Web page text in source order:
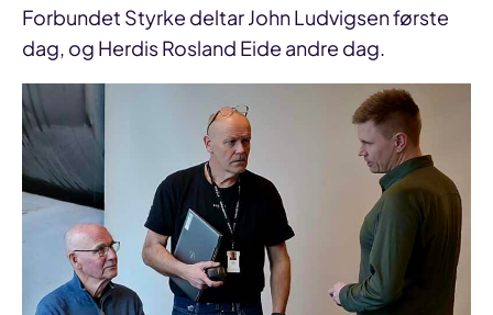
Forbundet Styrke deltar John Ludvigsen første
dag, og Herdis Rosland Eide andre dag.